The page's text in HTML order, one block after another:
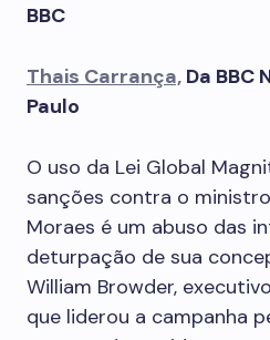
BBC
Thais Carrança, Da BBC
Paulo
O uso da Lei Global
sanções contra o
Moraes é um abuso das
deturpação de sua
William Browder,
que liderou a campanha